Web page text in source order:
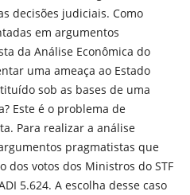
decisões judiciais. Como
em argumentos
da Análise Econômica do
uma ameaça ao Estado
sob as bases de uma
Este é o problema de
Para realizar a análise
pragmatistas que
dos votos dos Ministros do STF
5.624. A escolha desse caso